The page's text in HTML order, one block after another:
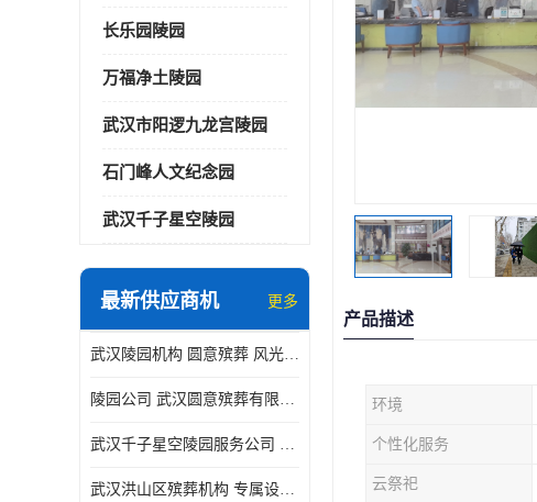
长乐园陵园
万福净土陵园
武汉市阳逻九龙宫陵园
石门峰人文纪念园
武汉千子星空陵园
最新供应商机 更多
武汉陵园机构 圆意殡葬 风光秀丽
陵园公司 武汉圆意殡葬有限公司 精工细作
武汉千子星空陵园服务公司 圆意殡葬中心 环境优美
武汉洪山区殡葬机构 专属设计 圆意殡葬中心
产品描述
环境
个性化服务
云祭祀